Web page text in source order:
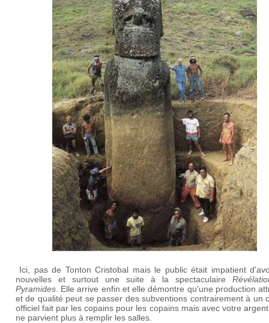
Ici, pas de Tonton Cristobal mais le public était impatient
nouvelles et surtout une suite à la spectaculaire
Pyramides . Elle arrive enfin et elle démontre qu'une production
et de qualité peut se passer des subventions contrairement à un
officiel fait par les copains pour les copains mais avec votre
ne parvient plus à remplir les salles.